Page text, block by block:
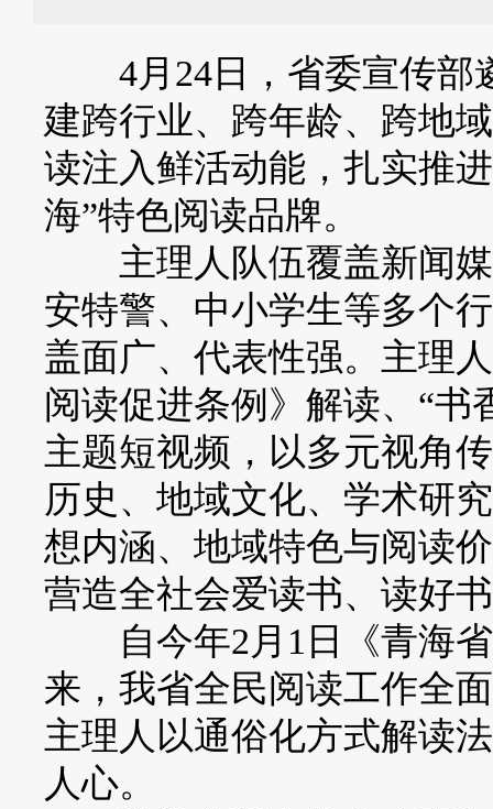
4月24日，省委宣传部
建跨行业、跨年龄、跨地
读注入鲜活动能，扎实推
海”特色阅读品牌。
主理人队伍覆盖新闻媒
安特警、中小学生等多个
盖面广、代表性强。主理
阅读促进条例》解读、“书
主题短视频，以多元视角
历史、地域文化、学术研
想内涵、地域特色与阅读
营造全社会爱读书、读好
自今年2月1日《青海省
来，我省全民阅读工作全
主理人以通俗化方式解读
人心。